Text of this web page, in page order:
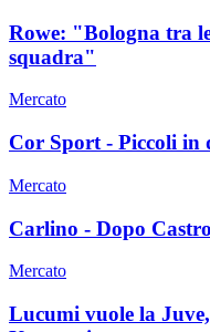
Rowe: "Bologna tra
squadra"
Mercato
Cor Sport - Piccoli
Mercato
Carlino - Dopo
Mercato
Lucumi vuole la